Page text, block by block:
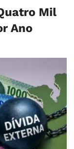
Mil
Ano